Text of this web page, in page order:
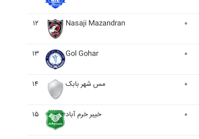
۱۲ Nasaji Mazandran ۰
۱۳ Gol Gohar ۰
۱۴ مس شهر بابک ۰
۱۵ خيبر خرم آباد ۰